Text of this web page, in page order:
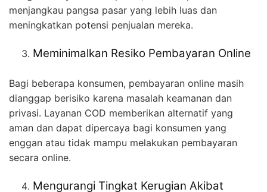
menjangkau pangsa pasar yang lebih luas dan
meningkatkan potensi penjualan mereka.
Meminimalkan Resiko Pembayaran Online
Bagi beberapa konsumen, pembayaran online masih
dianggap berisiko karena masalah keamanan dan
privasi. Layanan COD memberikan alternatif yang
aman dan dapat dipercaya bagi konsumen yang
enggan atau tidak mampu melakukan pembayaran
secara online.
Mengurangi Tingkat Kerugian Akibat